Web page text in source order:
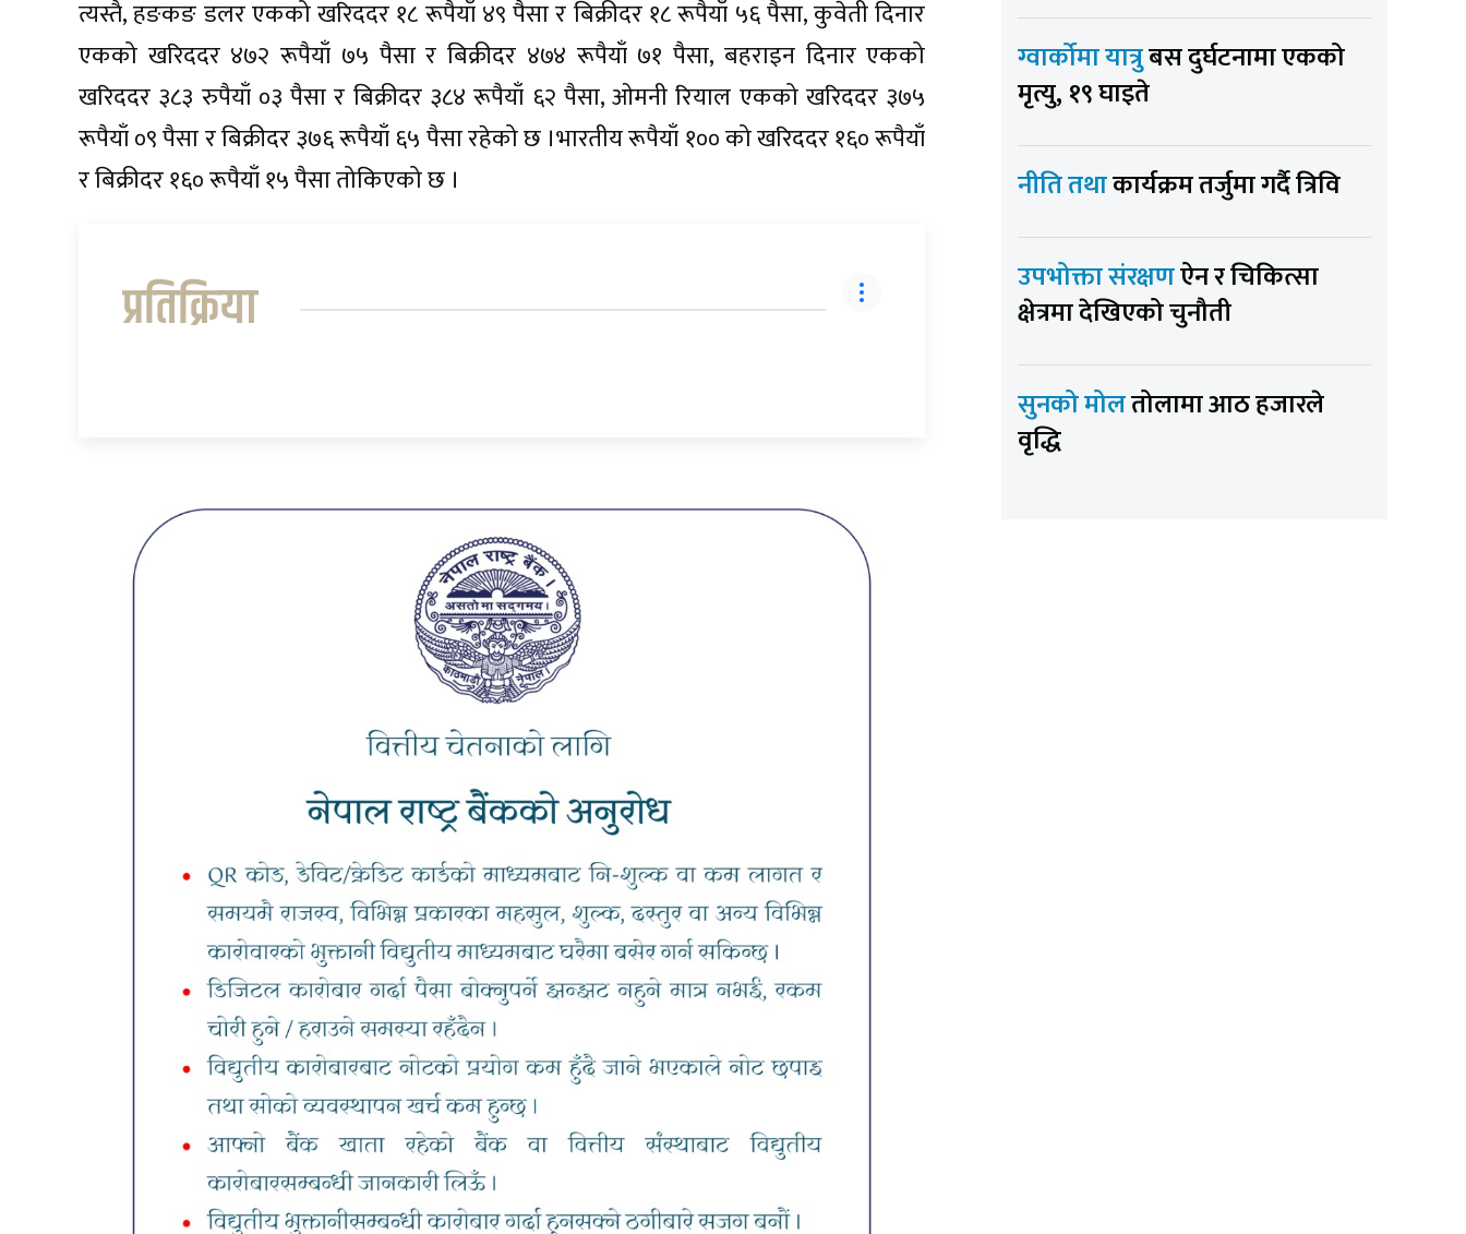
त्यस्तै, हङकङ डलर एकको खरिददर १८ रूपैयाँ ४९ पैसा र बिक्रीदर १८ रूपैयाँ ५६ पैसा, कुवेती दिनार
एकको खरिददर ४७२ रूपैयाँ ७५ पैसा र बिक्रीदर ४७४ रूपैयाँ ७१ पैसा, बहराइन दिनार एकको
खरिददर ३८३ रुपैयाँ ०३ पैसा र बिक्रीदर ३८४ रूपैयाँ ६२ पैसा, ओमनी रियाल एकको खरिददर ३७५
रूपैयाँ ०९ पैसा र बिक्रीदर ३७६ रूपैयाँ ६५ पैसा रहेको छ ।भारतीय रूपैयाँ १०० को खरिददर १६० रूपैयाँ
र बिक्रीदर १६० रूपैयाँ १५ पैसा तोकिएको छ ।
प्रतिक्रिया
ग्वार्कोमा यात्रुबस दुर्घटनामा एकको
मृत्यु, १९ घाइते
नीति तथाकार्यक्रम तर्जुमा गर्दै त्रिवि
उपभोक्ता संरक्षणऐन र चिकित्सा
क्षेत्रमा देखिएको चुनौती
सुनको मोलतोलामा आठ हजारले
वृद्धि